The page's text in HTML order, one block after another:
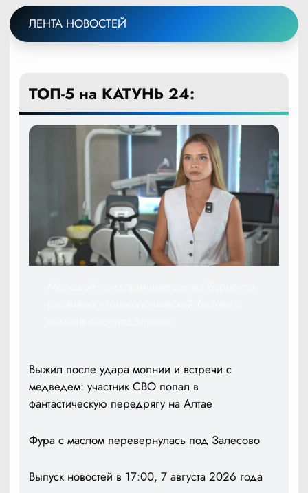
ЛЕНТА НОВОСТЕЙ
ТОП-5 на КАТУНЬ 24:
Выжил после удара молнии и встречи с
медведем: участник СВО попал в
фантастическую передрягу на Алтае
Фура с маслом перевернулась под Залесово
Выпуск новостей в 17:00, 7 августа 2026 года